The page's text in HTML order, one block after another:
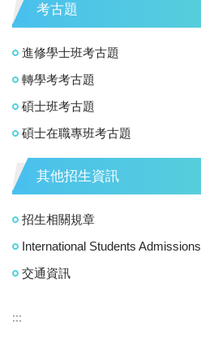
考古題
進修學士班考古題
轉學考考古題
碩士班考古題
碩士在職專班考古題
其他招生資訊
招生相關規章
International Students Admissions
交通資訊
:::